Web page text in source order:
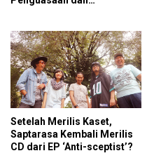
Setelah Merilis Kaset,
Saptarasa Kembali Merilis
CD dari EP ‘Anti-sceptist’?